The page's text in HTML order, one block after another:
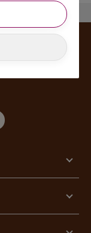
人であること
あることを確
について
整備、漏えい
把握及び安全
講じていま
従業員に定
ます。
子媒体等の盗
えい等の防